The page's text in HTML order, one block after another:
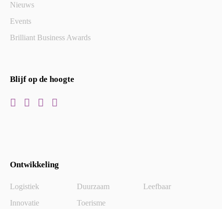
Nieuws
Events
Brilliant Business Awards
Blijf op de hoogte
Ontwikkeling
Logistiek Duurzaam
Leefbaar
Innovatie
Toerisme